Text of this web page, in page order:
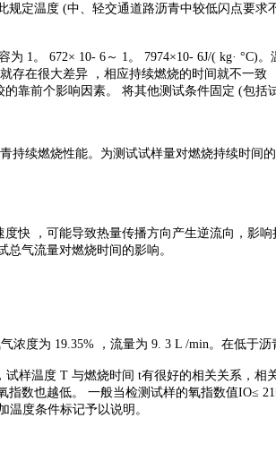
定温度 (中、轻交通道路沥青中较低闪点要
1。 672× 10- 6～ 1。 7974×10- 6J/( kg· °C)
存在很大差异 ，相应持续燃烧的时间就不一
靠前个影响因素。 将其他测试条件固定 (包
持续燃烧性能。为测试试样量对燃烧持续时
快 ，可能导致热量传播方向产生逆流向，影
气流量对燃烧时间的影响。
度为 19.35% ，流量为 9. 3 L /min。在低于
样温度 T 与燃烧时间 t有很好的相关关系，
数也越低。 一般当检测试样的氧指数值IO≤
度条件标记予以说明。